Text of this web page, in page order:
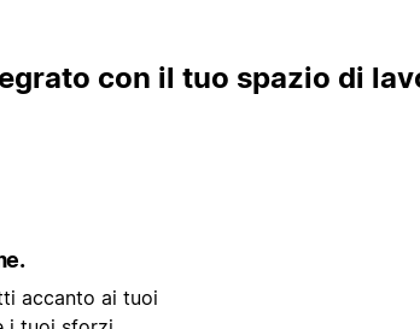
con il tuo spazio di
accanto ai tuoi